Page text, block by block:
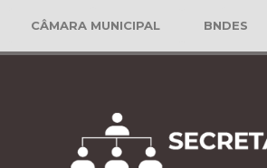
CÂMARA MUNICIPAL BNDES